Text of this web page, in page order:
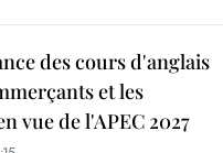
des cours d'anglais
et les
vue de l'APEC 2027